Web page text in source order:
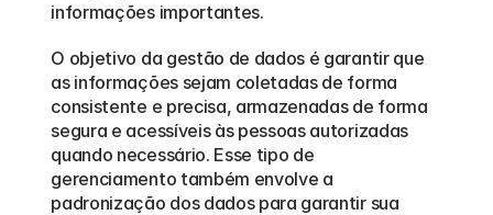
informações importantes.
O objetivo da gestão de dados é garantir que
as informações sejam coletadas de forma
consistente e precisa, armazenadas de forma
segura e acessíveis às pessoas autorizadas
quando necessário. Esse tipo de
gerenciamento também envolve a
padronização dos dados para garantir sua